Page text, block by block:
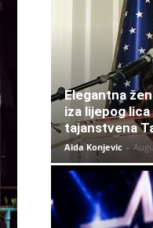
Elegantna
iza lijepog
tajanstvena
Aida Konjevic -